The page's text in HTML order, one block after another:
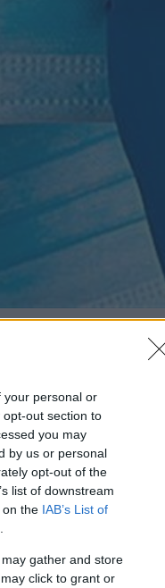
your personal or
out section to
you may
by us or personal
opt-out of the
list of downstream
on the IAB’s List of
gather and store
click to grant or